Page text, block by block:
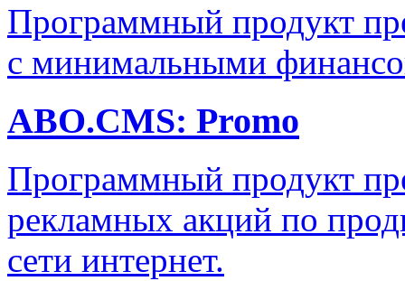
Программный продукт
с минимальными
ABO.CMS: Promo
Программный продукт
рекламных акций по
сети интернет.